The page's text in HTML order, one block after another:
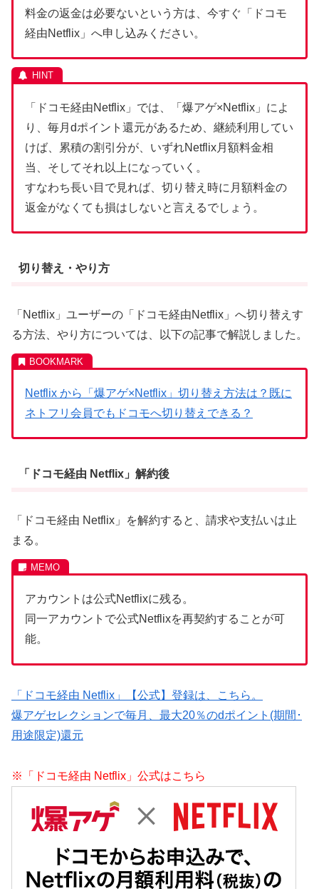
料金の返金は必要ないという方は、今すぐ「ドコモ
経由Netflix」へ申し込みください。
「ドコモ経由Netflix」では、「爆アゲ×Netflix」によ
り、毎月dポイント還元があるため、継続利用してい
けば、累積の割引分が、いずれNetflix月額料金相
当、そしてそれ以上になっていく。
すなわち長い目で見れば、切り替え時に月額料金の
返金がなくても損はしないと言えるでしょう。
切り替え・やり方
「Netflix」ユーザーの「ドコモ経由Netflix」へ切り替えす
る方法、やり方については、以下の記事で解説しました。
Netflix から「爆アゲ×Netflix」切り替え方法は？既に
ネトフリ会員でもドコモへ切り替えできる？
「ドコモ経由 Netflix」解約後
「ドコモ経由 Netflix」を解約すると、請求や支払いは止
まる。
アカウントは公式Netflixに残る。
同一アカウントで公式Netflixを再契約することが可
能。
「ドコモ経由 Netflix」【公式】登録は、こちら。
爆アゲセレクションで毎月、最大20％のdポイント(期間･
用途限定)還元
※「ドコモ経由 Netflix」公式はこちら